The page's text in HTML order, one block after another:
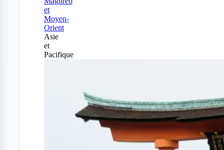
et
Moyen-
Orient
Asie
et
Pacifique